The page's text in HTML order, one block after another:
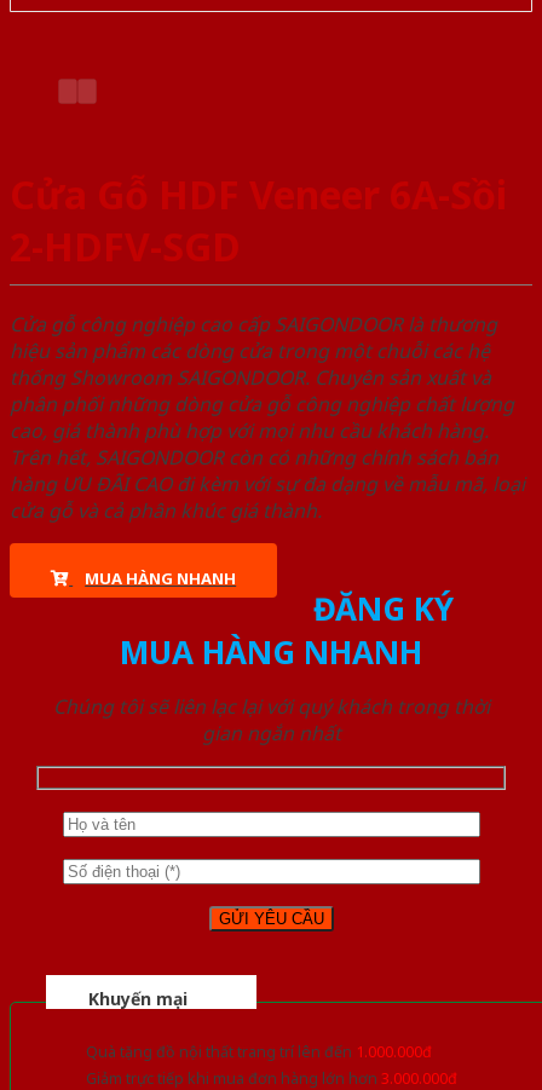
Cửa Gỗ HDF Veneer 6A-Sồi
2-HDFV-SGD
Cửa gỗ công nghiệp cao cấp SAIGONDOOR là thương
hiệu sản phẩm các dòng cửa trong một chuỗi các hệ
thống Showroom SAIGONDOOR. Chuyên sản xuất và
phân phối những dòng cửa gỗ công nghiệp chất lượng
cao, giá thành phù hợp với mọi nhu cầu khách hàng.
Trên hết, SAIGONDOOR còn có những chính sách bán
hàng ƯU ĐÃI CAO đi kèm với sự đa dạng về mẫu mã, loại
cửa gỗ và cả phân khúc giá thành.
MUA HÀNG NHANH
ĐĂNG KÝ
MUA HÀNG NHANH
Chúng tôi sẽ liên lạc lại với quý khách trong thời
gian ngắn nhất
Khuyến mại
Quà tặng đồ nội thất trang trí lên đến 1.000.000đ
Giảm trực tiếp khi mua đơn hàng lớn hơn 3.000.000đ